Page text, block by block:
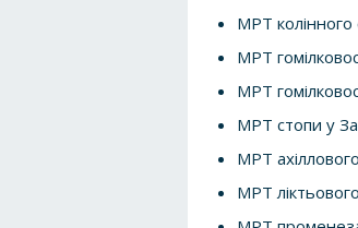
МРТ колінного
МРТ
МРТ
МРТ стопи у
МРТ
МРТ